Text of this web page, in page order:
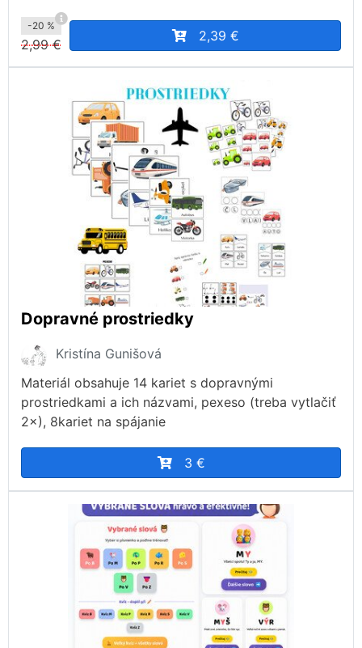
-20 %
2,99 €
2,39 €
Dopravné prostriedky
Kristína Gunišová
Materiál obsahuje 14 kariet s dopravnými
prostriedkami a ich názvami, pexeso (treba vytlačiť
2×), 8kariet na spájanie
3 €